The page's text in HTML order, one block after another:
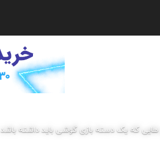
که یک دسته بازی گوشی باید داشته باشد